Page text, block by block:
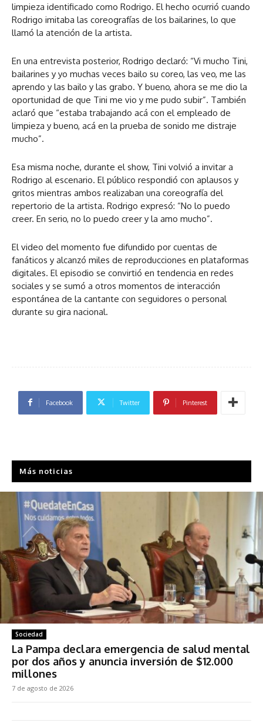
limpieza identificado como Rodrigo. El hecho ocurrió cuando
Rodrigo imitaba las coreografías de los bailarines, lo que
llamó la atención de la artista.
En una entrevista posterior, Rodrigo declaró: “Vi mucho Tini,
bailarines y yo muchas veces bailo su coreo, las veo, me las
aprendo y las bailo y las grabo. Y bueno, ahora se me dio la
oportunidad de que Tini me vio y me pudo subir”. También
aclaró que “estaba trabajando acá con el empleado de
limpieza y bueno, acá en la prueba de sonido me distraje
mucho”.
Esa misma noche, durante el show, Tini volvió a invitar a
Rodrigo al escenario. El público respondió con aplausos y
gritos mientras ambos realizaban una coreografía del
repertorio de la artista. Rodrigo expresó: “No lo puedo
creer. En serio, no lo puedo creer y la amo mucho”.
El video del momento fue difundido por cuentas de
fanáticos y alcanzó miles de reproducciones en plataformas
digitales. El episodio se convirtió en tendencia en redes
sociales y se sumó a otros momentos de interacción
espontánea de la cantante con seguidores o personal
durante su gira nacional.
Facebook Twitter Pinterest
Más noticias
Sociedad
La Pampa declara emergencia de salud mental
por dos años y anuncia inversión de $12.000
millones
7 de agosto de 2026